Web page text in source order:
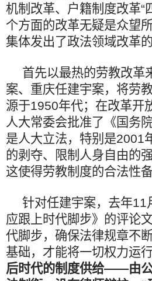
机制改革、户籍制度改革“
个方面的改革无疑是众望
集体发出了政法领域改革的
首先以最热的劳教改革
案、重庆任建宇案，将劳
源于1950年代；在改革开
人大常委会批准了《国务
是人大立法，特别是2001
的剥夺、限制人身自由的
这使得劳教制度的合法性备
针对任建宇案，去年11
应跟上时代脚步》的评论
代脚步，确保法律规章不
基础，才能将一切权力运行
后时代的制度供给——由